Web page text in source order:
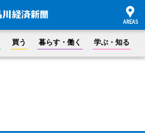
買う 暮らす・働く 学ぶ・知る